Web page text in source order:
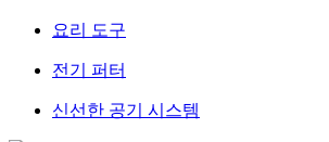
요리 도구
전기 퍼터
신선한 공기 시스템